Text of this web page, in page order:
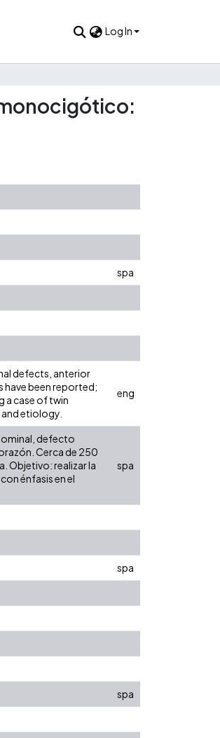
Log In
spa
defects, anterior
been reported;
a case of twin
etiology.
eng
defecto
Cerca de 250
Objetivo: realizar la
énfasis en el
spa
spa
spa